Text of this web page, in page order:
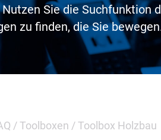
Sie die Suchfunktion
zu finden, die Sie
/Toolboxen /Toolbox Holzbau